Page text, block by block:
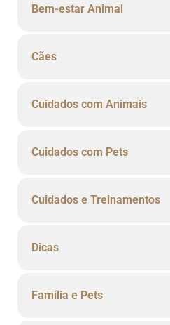
Bem-estar Animal
Cães
Cuidados com Animais
Cuidados com Pets
Cuidados e Treinamentos
Dicas
Família e Pets